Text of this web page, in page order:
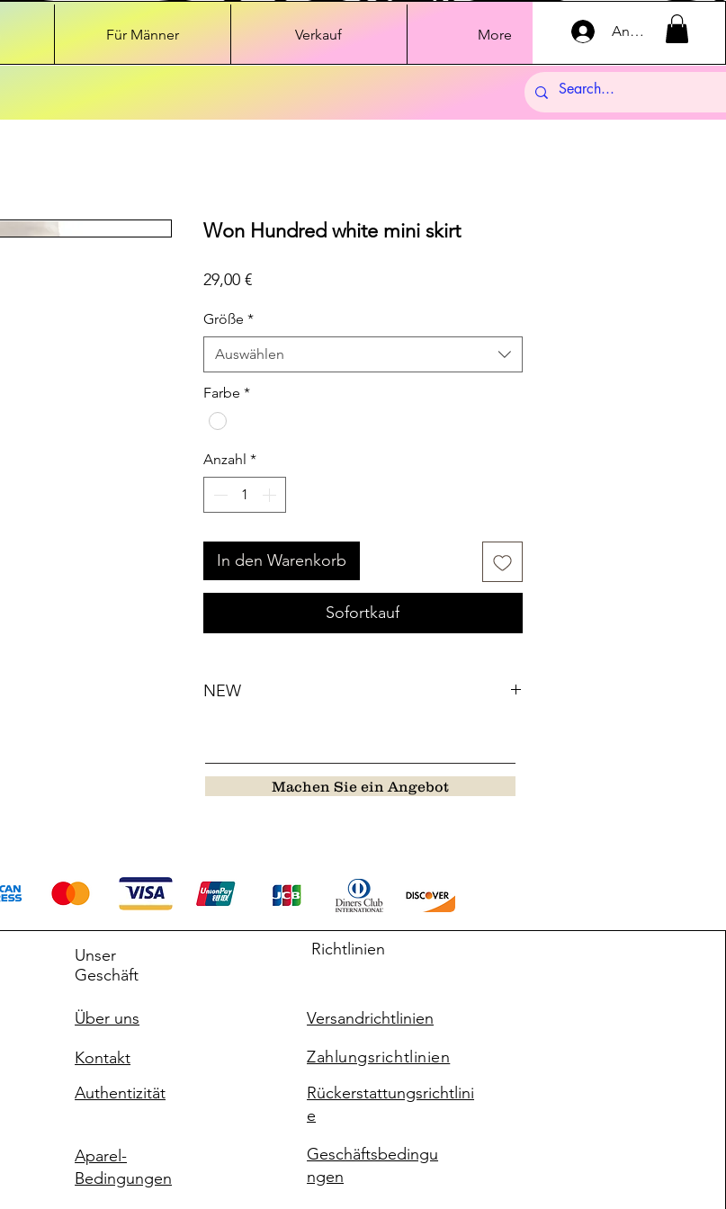
Für Männer Verkauf More Anmelden
Won Hundred white mini skirt
29,00 €Preis
Größe *
Auswählen
Farbe *
Anzahl *
In den Warenkorb
Sofortkauf
NEW
Machen Sie ein Angebot
Unser
Geschäft
Über uns
Kontakt
Authentizität
Aparel-
Bedingungen
Richtlinien
Versandrichtlinien
Zahlungsrichtlinien
Rückerstattungsrichtlini
e
Geschäftsbedingu
ngen